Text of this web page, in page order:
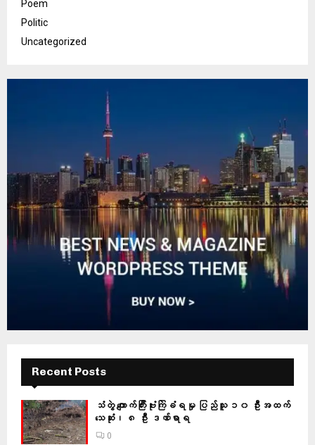
Poem
Politic
Uncategorized
Recent Posts
သံတွဲ ကျောက်ကြီးဗုံးကြဲခံရမှု ပြည်သူ ၁၀ ဦးအထက်
သေဆုံး၊ ၈ ဦး ဒဏ်ရာရ
0